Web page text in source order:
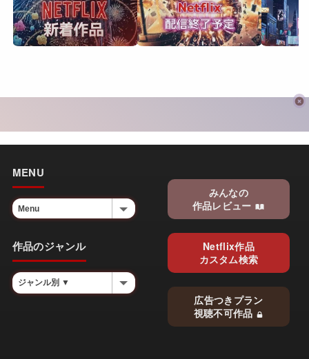
MENU
作品のジャンル
みんなの
作品レビュー
Netflix作品
カスタム検索
広告つきプラン
視聴不可作品